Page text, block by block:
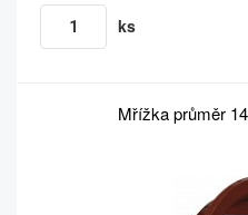
ks
Mřížka průměr